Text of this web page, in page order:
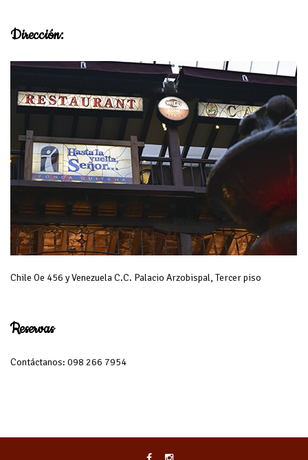
Dirección:
Chile Oe 456 y Venezuela C.C. Palacio Arzobispal, Tercer piso
Reservas
Contáctanos: 098 266 7954